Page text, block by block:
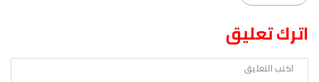
اترك تعليق